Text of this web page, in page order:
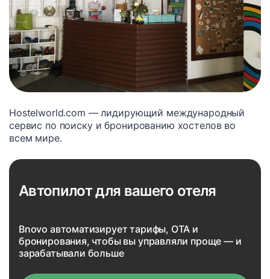
Hostelworld.com — лидирующий международный
сервис по поиску и бронированию хостелов во
всем мире.
Автопилот для вашего отеля
Bnovo автоматизирует тарифы, OTA и
бронирования, чтобы вы управляли проще — и
зарабатывали больше